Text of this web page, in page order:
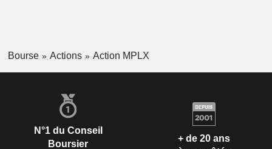
Bourse Actions Action MPLX
N°1 du Conseil
Boursier
+ de 20 ans